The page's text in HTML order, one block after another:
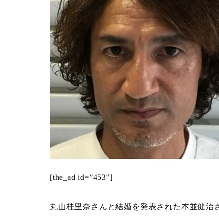
[the_ad id=”453″]
丸山桂里奈さんと結婚を発表された本並健治